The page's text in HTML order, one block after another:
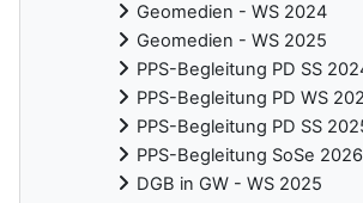
Geomedien - WS 2024
Geomedien - WS 2025
PPS-Begleitung PD SS
PPS-Begleitung PD WS
PPS-Begleitung PD SS
PPS-Begleitung SoSe 2026
DGB in GW - WS 2025